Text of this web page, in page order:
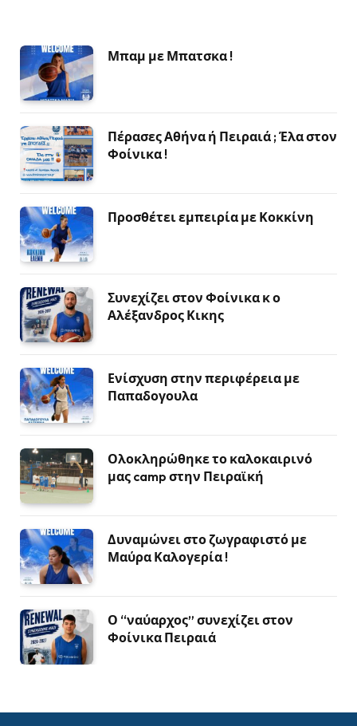
Μπαμ με Μπατσκα !
Πέρασες Αθήνα ή Πειραιά ; Έλα στον
Φοίνικα !
Προσθέτει εμπειρία με Κοκκίνη
Συνεχίζει στον Φοίνικα κ ο
Αλέξανδρος Κικης
Ενίσχυση στην περιφέρεια με
Παπαδογουλα
Ολοκληρώθηκε το καλοκαιρινό
μας camp στην Πειραϊκή
Δυναμώνει στο ζωγραφιστό με
Μαύρα Καλογερία !
Ο “ναύαρχος” συνεχίζει στον
Φοίνικα Πειραιά